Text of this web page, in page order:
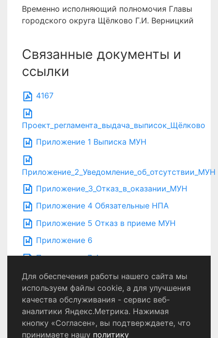
Временно исполняющий полномочия Главы
городского округа Щёлково Г.И. Верницкий
Связанные документы и
ссылки
4167
Проект_регламента_выдача_выписок_Щёлково
Приложение 1 Выписка МУН
Приложение_2_Уведомление_об_отсутствии_МУН
Приложение_3_Отказ_в_оказании_МУН
Приложение 4 Обязательные НПА
Приложение 5 Отказ в приеме МУН
Приложение 6
Приложение 7 Форма запроса
Политика конфиденциальности
Согласие на обработку персональных данных
Для обеспечения работы нашего сайта мы
используем файлы cookie, а для улучшения
качества обслуживания - сервис веб-
аналитики Яндекс.Метрика. Нажимая
кнопку «Согласен», вы подтверждаете, что
принимаете нашу политику